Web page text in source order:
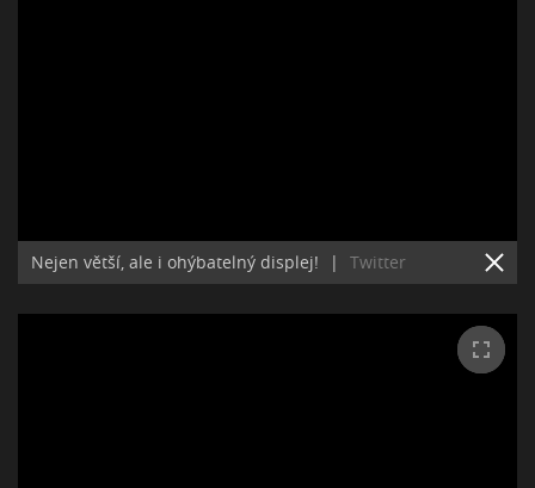
Nejen větší, ale i ohýbatelný displej! | Twitter